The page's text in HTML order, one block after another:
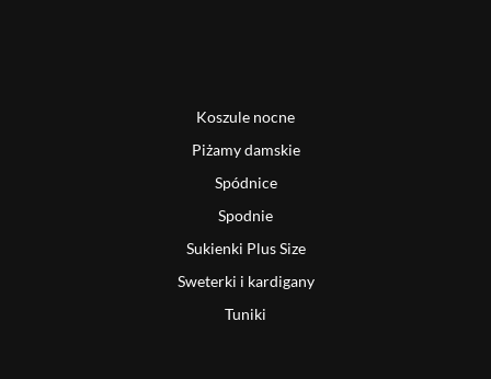
Koszule nocne
Piżamy damskie
Spódnice
Spodnie
Sukienki Plus Size
Sweterki i kardigany
Tuniki